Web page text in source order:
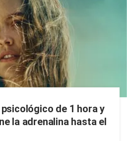
de 1 hora y
la adrenalina hasta el